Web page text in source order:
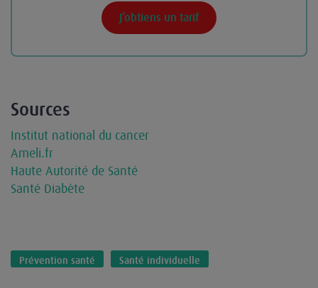
J’obtiens un tarif
Sources
Institut national du cancer
Ameli.fr
Haute Autorité de Santé
Santé Diabète
Prévention santé Santé individuelle